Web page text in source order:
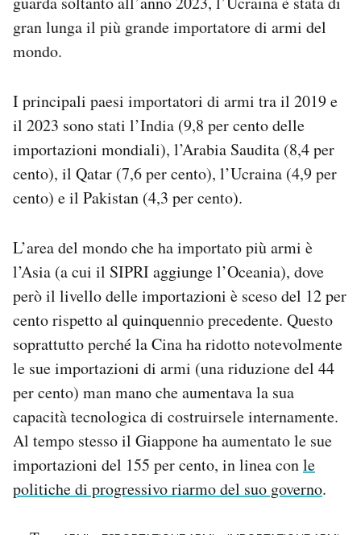
gran lunga il più grande importatore di armi del
mondo.
I principali paesi importatori di armi tra il 2019 e
il 2023 sono stati l’India (9,8 per cento delle
importazioni mondiali), l’Arabia Saudita (8,4 per
cento), il Qatar (7,6 per cento), l’Ucraina (4,9 per
cento) e il Pakistan (4,3 per cento).
L’area del mondo che ha importato più armi è
l’Asia (a cui il SIPRI aggiunge l’Oceania), dove
però il livello delle importazioni è sceso del 12 per
cento rispetto al quinquennio precedente. Questo
soprattutto perché la Cina ha ridotto notevolmente
le sue importazioni di armi (una riduzione del 44
per cento) man mano che aumentava la sua
capacità tecnologica di costruirsele internamente.
Al tempo stesso il Giappone ha aumentato le sue
importazioni del 155 per cento, in linea conle
politiche di progressivo riarmo del suo governo.